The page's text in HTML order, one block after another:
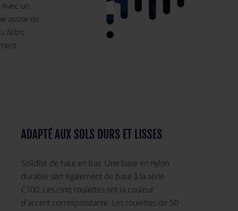
un
assise de
Nitro
ADAPTÉ AUX SOLS DURS ET LISSES
Solidité de haut en bas. Une base en nylon
durable sert également de base à la série
C100. Les cinq roulettes ont la couleur
d'accent correspondante. Les roulettes de 50